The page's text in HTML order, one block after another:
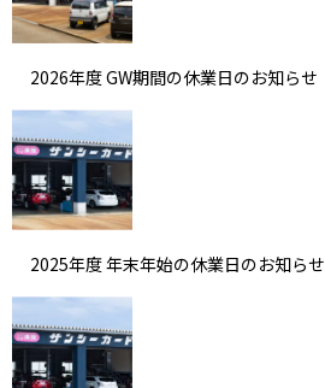
2026年度 GW期間の休業日のお知らせ
2025年度 年末年始の休業日のお知らせ